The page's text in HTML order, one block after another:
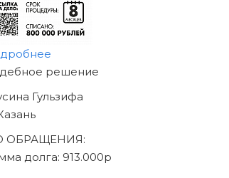
ИЗБАВЛЯТЬСЯ
ДОЛГОВ
СЕГОДНЯ!
на консультацию